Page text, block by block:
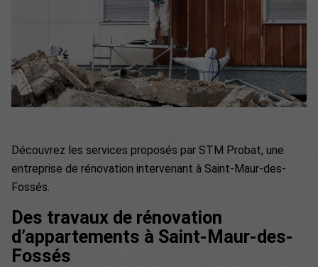
Découvrez les services proposés par STM Probat, une
entreprise de rénovation intervenant à Saint-Maur-des-
Fossés.
Des travaux de rénovation
d’appartements à Saint-Maur-des-
Fossés